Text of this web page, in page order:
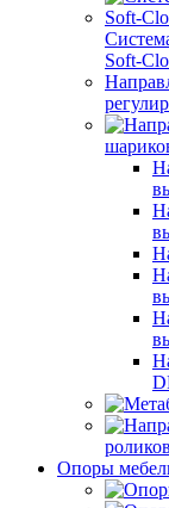
Soft-
Опоры